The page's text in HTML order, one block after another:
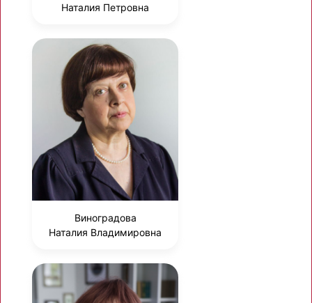
Наталия Петровна
Виноградова
Наталия Владимировна